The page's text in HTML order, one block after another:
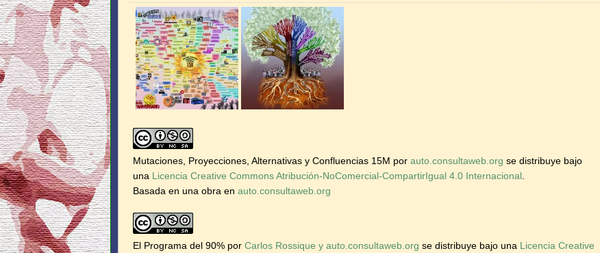
Mutaciones, Proyecciones, Alternativas y Confluencias 15M por auto.consultaweb.org se distribuye bajo
una Licencia Creative Commons Atribución-NoComercial-CompartirIgual 4.0 Internacional
Basada en una obra en auto.consultaweb.org
El Programa del 90% por Carlos Rossique y auto.consultaweb.org se distribuye bajo una Licencia Creative